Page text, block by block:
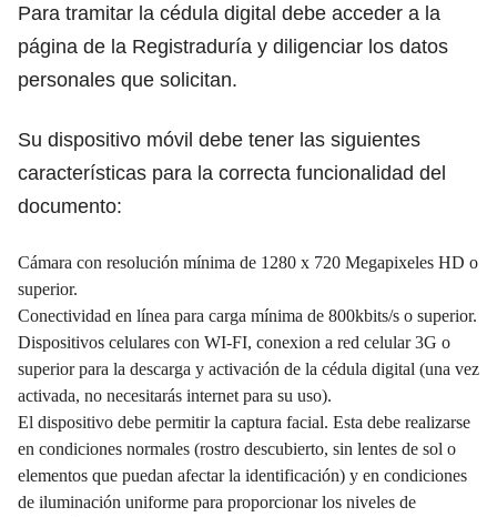
Para tramitar la cédula digital debe acceder a la
página de la Registraduría y diligenciar los datos
personales que solicitan.
Su dispositivo móvil debe tener las siguientes
características para la correcta funcionalidad del
documento:
Cámara con resolución mínima de 1280 x 720 Megapixeles HD o
superior.
Conectividad en línea para carga mínima de 800kbits/s o superior.
Dispositivos celulares con WI-FI, conexion a red celular 3G o
superior para la descarga y activación de la cédula digital (una vez
activada, no necesitarás internet para su uso).
El dispositivo debe permitir la captura facial. Esta debe realizarse
en condiciones normales (rostro descubierto, sin lentes de sol o
elementos que puedan afectar la identificación) y en condiciones
de iluminación uniforme para proporcionar los niveles de